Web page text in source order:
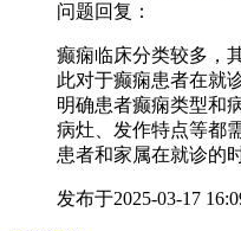
问题回复：
癫痫临床分类较多，
此对于癫痫患者在就
明确患者癫痫类型和
病灶、发作特点等都
患者和家属在就诊的
发布于2025-03-17